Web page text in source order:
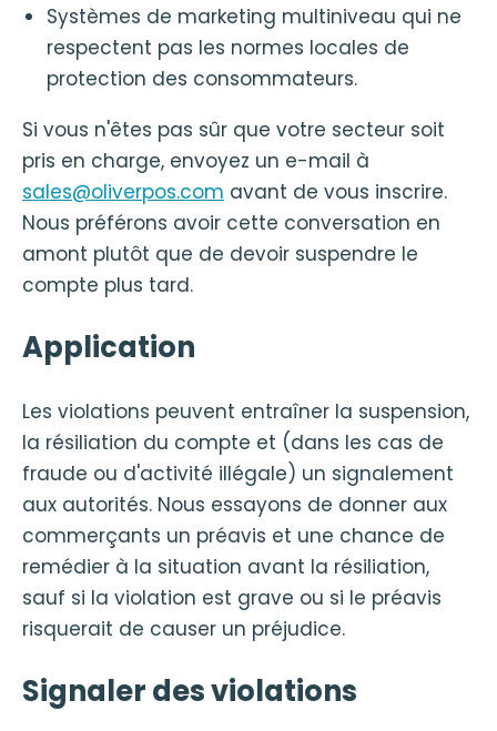
Systèmes de marketing multiniveau qui ne
respectent pas les normes locales de
protection des consommateurs.
Si vous n'êtes pas sûr que votre secteur soit
pris en charge, envoyez un e-mail à
sales@oliverpos.com avant de vous inscrire.
Nous préférons avoir cette conversation en
amont plutôt que de devoir suspendre le
compte plus tard.
Application
Les violations peuvent entraîner la suspension,
la résiliation du compte et (dans les cas de
fraude ou d'activité illégale) un signalement
aux autorités. Nous essayons de donner aux
commerçants un préavis et une chance de
remédier à la situation avant la résiliation,
sauf si la violation est grave ou si le préavis
risquerait de causer un préjudice.
Signaler des violations